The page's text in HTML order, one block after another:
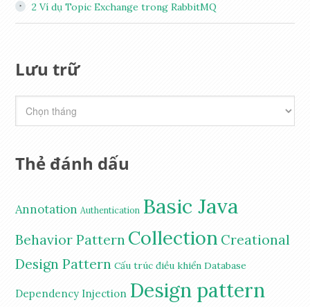
2 Ví dụ Topic Exchange trong RabbitMQ
Lưu trữ
Thẻ đánh dấu
Annotation Authentication Basic Java
Behavior Pattern Collection Creational
Design Pattern Cấu trúc điều khiển Database
Dependency Injection Design pattern